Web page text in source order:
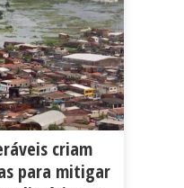
criam
para mitigar